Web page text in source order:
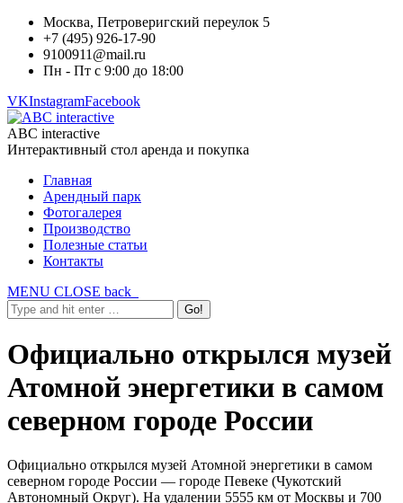
Москва, Петроверигский переулок 5
+7 (495) 926-17-90
9100911@mail.ru
Пн - Пт с 9:00 до 18:00
VKInstagramFacebook
ABC interactive
Интерактивный стол аренда и покупка
Главная
Арендный парк
Фотогалерея
Производство
Полезные статьи
Контакты
MENU CLOSE back
Официально открылся музей
Атомной энергетики в самом
северном городе России
Официально открылся музей Атомной энергетики в самом
северном городе России — городе Певеке (Чукотский
Автономный Округ). На удалении 5555 км от Москвы и 700